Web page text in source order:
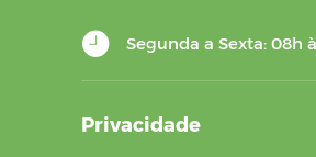
Segunda a Sexta: 08h
Privacidade